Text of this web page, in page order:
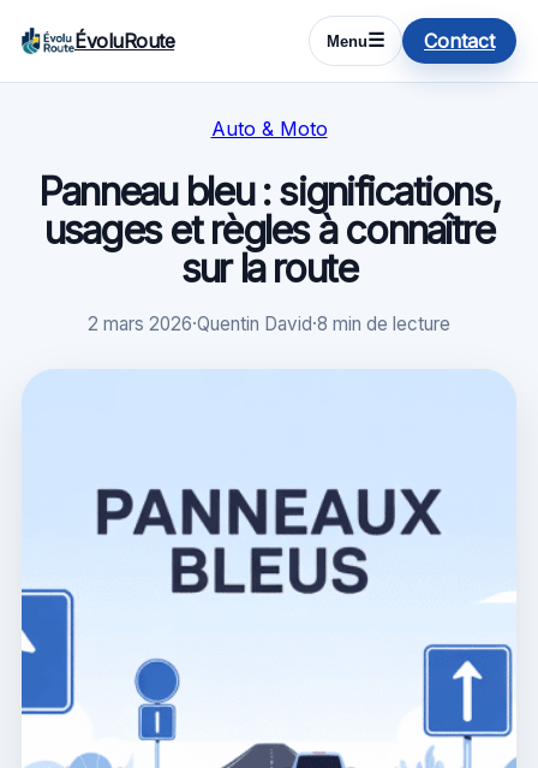
ÉvoluRoute Menu☰ Contact
Auto & Moto
Panneau bleu : significations,
usages et règles à connaître
sur la route
2 mars 2026·Quentin David·8 min de lecture